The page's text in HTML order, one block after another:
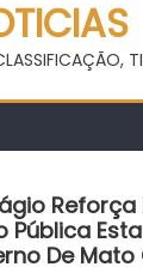
Reforça
Pública
De Mato